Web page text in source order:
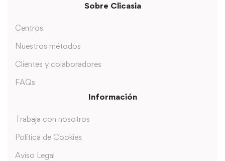
Sobre Clicasia
Centros
Nuestros métodos
Clientes y colaboradores
FAQs
Información
Trabaja con nosotros
Política de Cookies
Aviso Legal